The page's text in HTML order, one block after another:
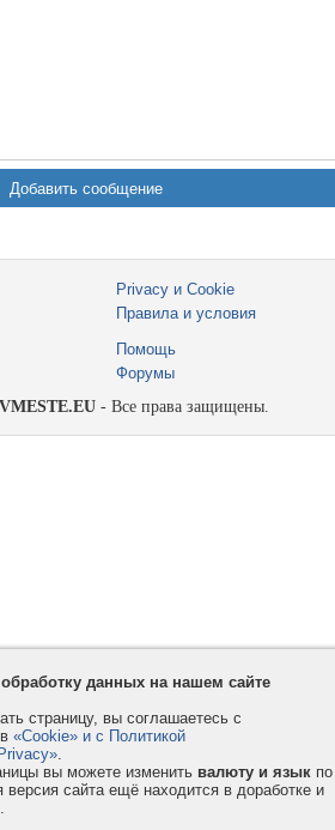
Privacy и Cookie
Правила и условия
Помощь
Форумы
VMESTE.EU - Все права защищены.
данных на нашем сайте
страницу, вы соглашаетесь с
«Cookie» и с Политикой
.
вы можете изменить валюту и язык по
сайта ещё находится в доработке и